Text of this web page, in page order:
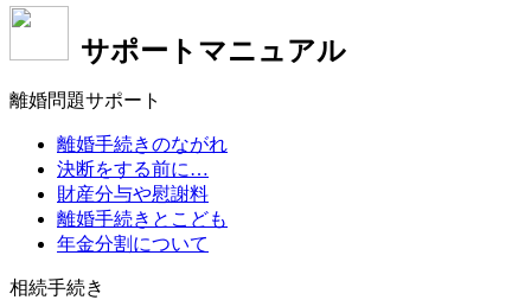
サポートマニュアル
離婚問題サポート
離婚手続きのながれ
決断をする前に…
財産分与や慰謝料
離婚手続きとこども
年金分割について
相続手続き